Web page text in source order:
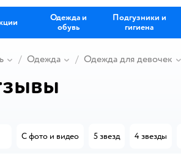
Одежда и
обувь
Подгузники и
гигиена
Одежда Одежда для девочек
С фото и видео 5 звезд 4 звезды